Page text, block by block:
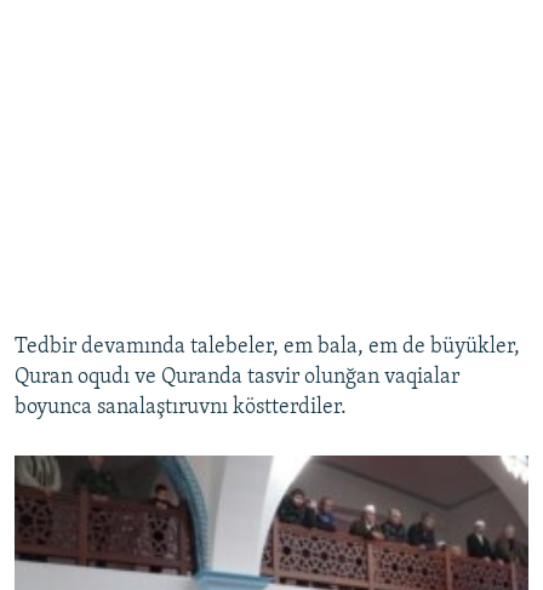
Tedbir devamında talebeler, em bala, em de büyükler,
Quran oqudı ve Quranda tasvir olunğan vaqialar
boyunca sanalaştıruvnı köstterdiler.